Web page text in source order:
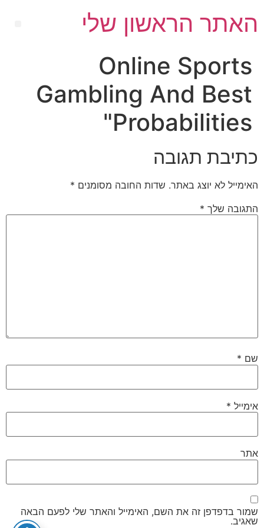
האתר הראשון שלי
Online Sports
Gambling And Best
Probabilities"
כתיבת תגובה
האימייל לא יוצג באתר. שדות החובה מסומנים *
התגובה שלך *
שם *
אימייל *
אתר
שמור בדפדפן זה את השם, האימייל והאתר שלי לפעם הבאה
שאגיב.